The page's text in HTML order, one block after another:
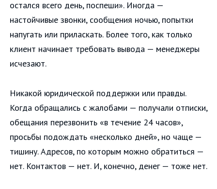
остался всего день, поспеши». Иногда —
настойчивые звонки, сообщения ночью, попытки
напугать или приласкать. Более того, как только
клиент начинает требовать вывода — менеджеры
исчезают.
Никакой юридической поддержки или правды.
Когда обращались с жалобами — получали отписки,
обещания перезвонить «в течение 24 часов»,
просьбы подождать «несколько дней», но чаще —
тишину. Адресов, по которым можно обратиться —
нет. Контактов — нет. И, конечно, денег — тоже нет.